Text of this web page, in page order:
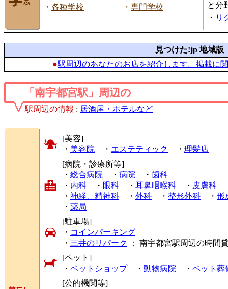
・ 各種学校 ・ 専門学校
と分
・ リ
見つけた!jp 地域版
●駅周辺のあなたのお店を紹介します。掲載に
「南宇都宮駅」周辺の
駅周辺の情報 : 居酒屋・ホテルなど
[美容]
・ 美容院 ・ エステティック ・ 理髪店
[病院・診療所等]
・ 総合病院 ・ 病院 ・ 歯科
・ 内科 ・ 眼科 ・ 耳鼻咽喉科 ・ 皮膚科
・ 神経、精神科 ・ 外科 ・ 整形外科 ・ 形
・ 薬局
[駐車場]
・ コインパーキング
・ 三井のリパーク
： 南宇都宮駅周辺の時間
[ペット]
・ ペットショップ・ 動物病院 ・ ペット葬
[公的機関等]